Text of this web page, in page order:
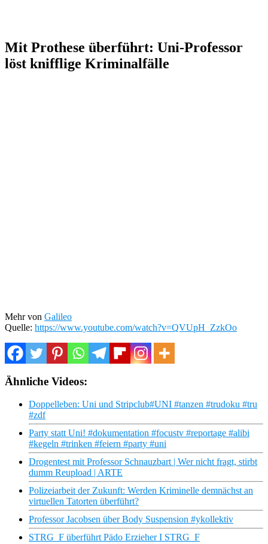
Mit Prothese überführt: Uni-Professor
löst knifflige Kriminalfälle
Mehr von Galileo
Quelle: https://www.youtube.com/watch?v=QVUpH_ZzkOo
Ähnliche Videos:
Doppelleben: Uni und Stripclub#UNI #tanzen #trudoku #tru
#zdf
Party statt Uni! #dokumentation #focustv #reportage #alibi
#kegeln #trinken #feiern #party #uni
Drogentest mit Professor Schnauzbart | Wer nicht fragt, stirbt
dumm Reupload | ARTE
Polizeiarbeit der Zukunft: Werden Kriminelle demnächst an
virtuellen Tatorten überführt?
Professor Jacobsen über Body Suspension #ykollektiv
STRG_F überführt Pädo Erzieher I STRG_F